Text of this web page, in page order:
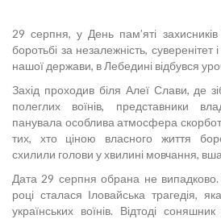
29 серпня, у День пам’яті
боротьбі за незалежність, суверенітет
нашої держави, в Лебедині відбувся
Захід проходив біля Алеї Слави, де
полеглих воїнів, представники
панувала особлива атмосфера
тих, хто ціною власного життя
схилили голови у хвилині мовчання,
Дата 29 серпня обрана не
році сталася Іловайська трагедія,
українських воїнів. Відтоді